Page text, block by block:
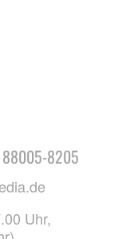
88005-8205
Uhr,